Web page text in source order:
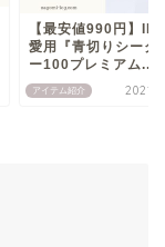
アイテム紹介
【最安値990円】
愛用『青切りシーク
ー100プレミアム...
2021-